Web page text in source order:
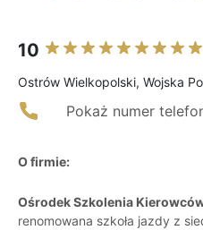
10
Ostrów Wielkopolski, Wojska
Pokaż numer
O firmie:
Ośrodek Szkolenia
renomowana szkoła jazdy z